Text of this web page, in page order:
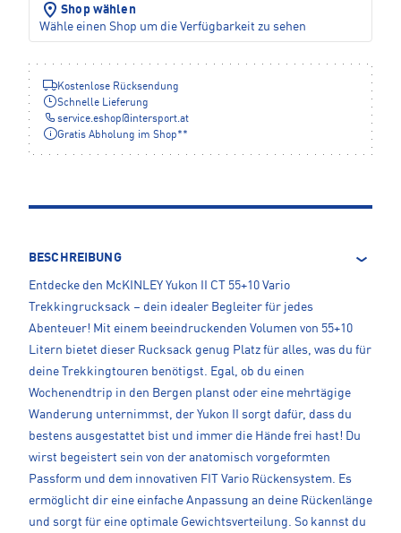
Shop wählen
Wähle einen Shop um die Verfügbarkeit zu sehen
Kostenlose Rücksendung
Schnelle Lieferung
service.eshop@intersport.at
Gratis Abholung im Shop**
BESCHREIBUNG
Entdecke den McKINLEY Yukon II CT 55+10 Vario
Trekkingrucksack – dein idealer Begleiter für jedes
Abenteuer! Mit einem beeindruckenden Volumen von 55+10
Litern bietet dieser Rucksack genug Platz für alles, was du für
deine Trekkingtouren benötigst. Egal, ob du einen
Wochenendtrip in den Bergen planst oder eine mehrtägige
Wanderung unternimmst, der Yukon II sorgt dafür, dass du
bestens ausgestattet bist und immer die Hände frei hast! Du
wirst begeistert sein von der anatomisch vorgeformten
Passform und dem innovativen FIT Vario Rückensystem. Es
ermöglicht dir eine einfache Anpassung an deine Rückenlänge
und sorgt für eine optimale Gewichtsverteilung. So kannst du